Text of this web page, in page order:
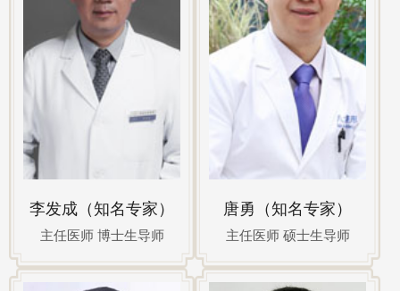
李发成（知名专家）
主任医师 博士生导师
唐勇（知名专家）
主任医师 硕士生导师